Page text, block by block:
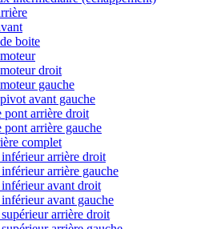
boite
droit
gauche
avant gauche
pont arrière droit
pont arrière gauche
complet
arrière droit
arrière gauche
avant droit
avant gauche
arrière droit